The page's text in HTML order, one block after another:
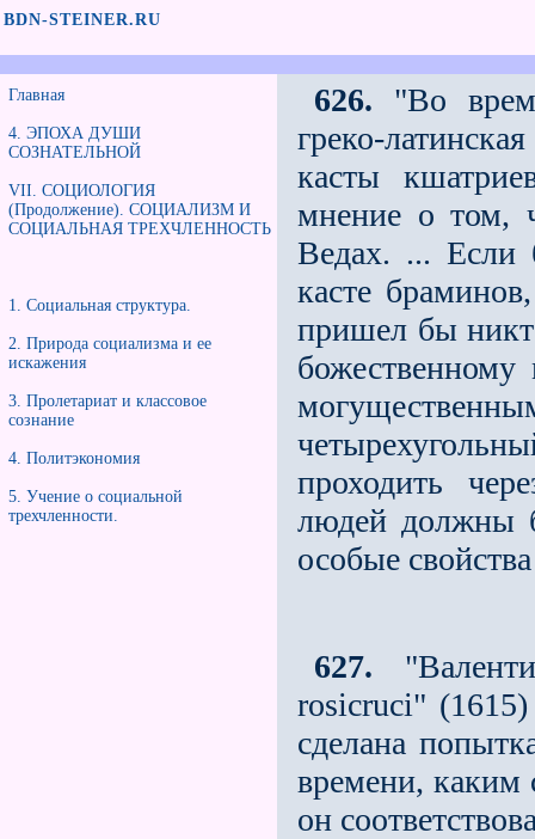
BDN-STEINER.RU
Главная
4. ЭПОХА ДУШИ
СОЗНАТЕЛЬНОЙ
VII. СОЦИОЛОГИЯ
(Продолжение). СОЦИАЛИЗМ И
СОЦИАЛЬНАЯ ТРЕХЧЛЕННОСТЬ
1. Социальная структура.
2. Природа социализма и еe
искажения
3. Пролетариат и классовое
сознание
4. Политэкономия
5. Учение о социальной
трeхчленности.
626. "Во
греко-
касты
мнение о том,
Ведах. ... Если
касте
пришeл бы
проходить
людей должны
особые
627.
rosicruсi"
сделана
времени, каким
он